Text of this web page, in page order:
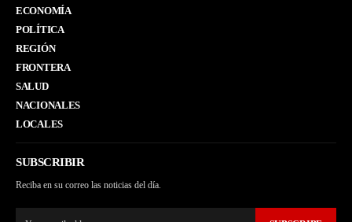
ECONOMÍA
POLÍTICA
REGIÓN
FRONTERA
SALUD
NACIONALES
LOCALES
SUBSCRIBIR
Reciba en su correo las noticias del día.